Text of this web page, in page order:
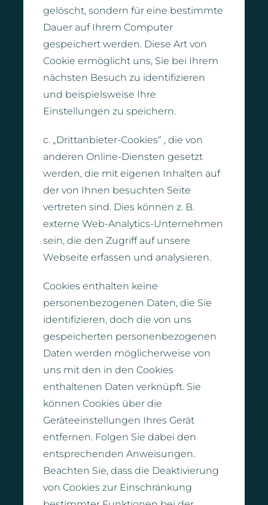
gelöscht, sondern für eine bestimmte
Dauer auf Ihrem Computer
gespeichert werden. Diese Art von
Cookie ermöglicht uns, Sie bei Ihrem
nächsten Besuch zu identifizieren
und beispielsweise Ihre
Einstellungen zu speichern.
c. „Drittanbieter-Cookies“ , die von
anderen Online-Diensten gesetzt
werden, die mit eigenen Inhalten auf
der von Ihnen besuchten Seite
vertreten sind. Dies können z. B.
externe Web-Analytics-Unternehmen
sein, die den Zugriff auf unsere
Webseite erfassen und analysieren.
Cookies enthalten keine
personenbezogenen Daten, die Sie
identifizieren, doch die von uns
gespeicherten personenbezogenen
Daten werden möglicherweise von
uns mit den in den Cookies
enthaltenen Daten verknüpft. Sie
können Cookies über die
Geräteeinstellungen Ihres Gerät
entfernen. Folgen Sie dabei den
entsprechenden Anweisungen.
Beachten Sie, dass die Deaktivierung
von Cookies zur Einschränkung